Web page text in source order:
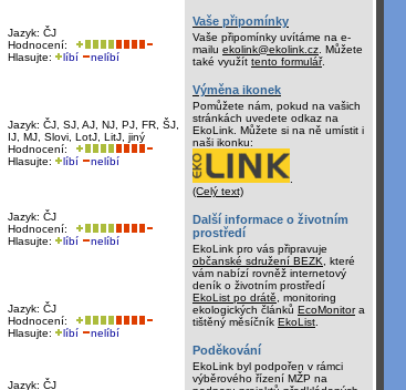
Jazyk: ČJ
Hodnocení:
Hlasujte:
líbí nelíbí
Jazyk: ČJ, SJ, AJ, NJ, PJ, FR, ŠJ,
IJ, MJ, Slovi, LotJ, LitJ, jiný
Hodnocení:
Hlasujte:
líbí nelíbí
Jazyk: ČJ
Hodnocení:
Hlasujte:
líbí nelíbí
Jazyk: ČJ
Hodnocení:
Hlasujte:
líbí nelíbí
Jazyk: ČJ
Vaše připomínky
Vaše připomínky uvítáme na e-
mailu ekolink@ekolink.cz . Můžete
také využít tento formulář.
Výměna ikonek
Pomůžete nám, pokud na vašich
stránkách uvedete odkaz na
EkoLink. Můžete si na ně umístit i
naši ikonku:
(Celý text)
Další informace o životním
prostředí
EkoLink pro vás připravuje
občanské sdružení BEZK , které
vám nabízí rovněž internetový
deník o životním prostředí
EkoList po drátě , monitoring
ekologických článků EcoMonitora
tištěný měsíčník EkoList
Poděkování
EkoLink byl podpořen v rámci
výběrového řízení MŽP na